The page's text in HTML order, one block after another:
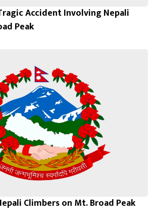
Accident Involving Nepali
Peak
Climbers on Mt. Broad Peak